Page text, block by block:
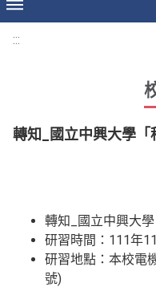
:::
轉知_國立中興大學
轉知_國立中興大
研習時間：111年
研習地點：本校電
號)